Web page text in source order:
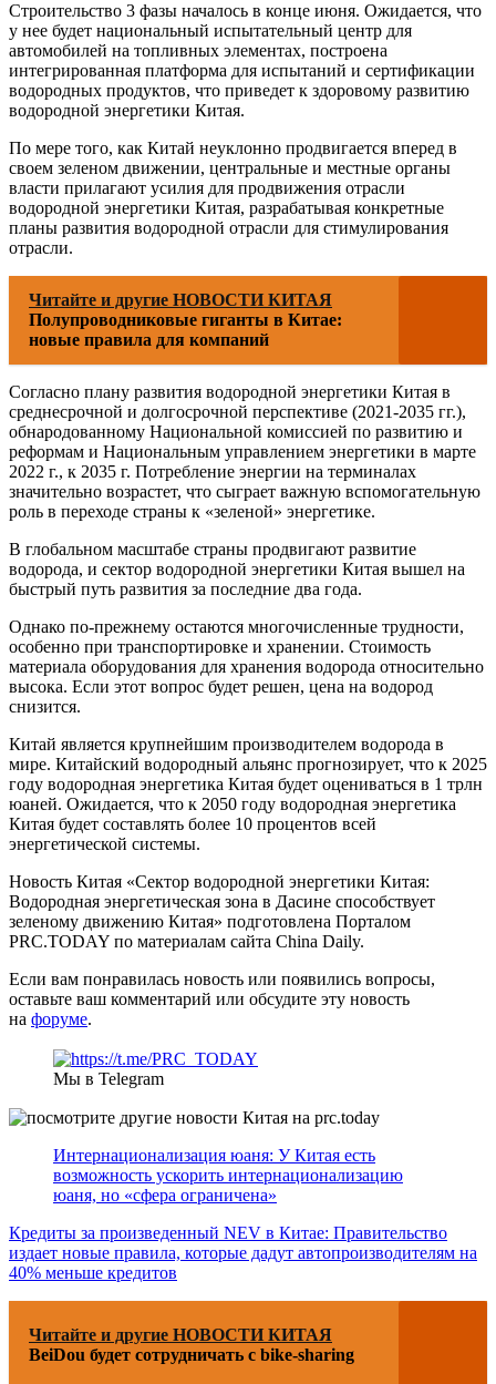
Строительство 3 фазы началось в конце июня. Ожидается, что
у нее будет национальный испытательный центр для
автомобилей на топливных элементах, построена
интегрированная платформа для испытаний и сертификации
водородных продуктов, что приведет к здоровому развитию
водородной энергетики Китая.
По мере того, как Китай неуклонно продвигается вперед в
своем зеленом движении, центральные и местные органы
власти прилагают усилия для продвижения отрасли
водородной энергетики Китая, разрабатывая конкретные
планы развития водородной отрасли для стимулирования
отрасли.
Читайте и другие НОВОСТИ КИТАЯ
Полупроводниковые гиганты в Китае:
новые правила для компаний
Согласно плану развития водородной энергетики Китая в
среднесрочной и долгосрочной перспективе (2021-2035 гг.),
обнародованному Национальной комиссией по развитию и
реформам и Национальным управлением энергетики в марте
2022 г., к 2035 г. Потребление энергии на терминалах
значительно возрастет, что сыграет важную вспомогательную
роль в переходе страны к «зеленой» энергетике.
В глобальном масштабе страны продвигают развитие
водорода, и сектор водородной энергетики Китая вышел на
быстрый путь развития за последние два года.
Однако по-прежнему остаются многочисленные трудности,
особенно при транспортировке и хранении. Стоимость
материала оборудования для хранения водорода относительно
высока. Если этот вопрос будет решен, цена на водород
снизится.
Китай является крупнейшим производителем водорода в
мире. Китайский водородный альянс прогнозирует, что к 2025
году водородная энергетика Китая будет оцениваться в 1 трлн
юаней. Ожидается, что к 2050 году водородная энергетика
Китая будет составлять более 10 процентов всей
энергетической системы.
Новость Китая «Сектор водородной энергетики Китая:
Водородная энергетическая зона в Дасине способствует
зеленому движению Китая» подготовлена Порталом
PRC.TODAY по материалам сайта China Daily.
Если вам понравилась новость или появились вопросы,
оставьте ваш комментарий или обсудите эту новость
на форуме.
Мы в Telegram
Интернационализация юаня: У Китая есть
возможность ускорить интернационализацию
юаня, но «сфера ограничена»
Кредиты за произведенный NEV в Китае: Правительство
издает новые правила, которые дадут автопроизводителям на
40% меньше кредитов
Читайте и другие НОВОСТИ КИТАЯ
BeiDou будет сотрудничать с bike-sharing